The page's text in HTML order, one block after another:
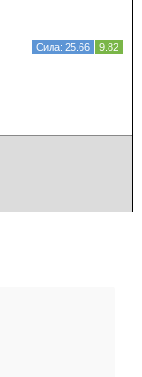
Сила: 25.66 9.82